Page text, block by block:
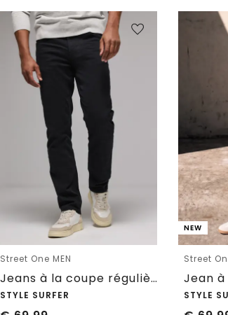
Street One MEN
Jeans à la coupe régulière
STYLE SURFER
NEW
Street
STYLE